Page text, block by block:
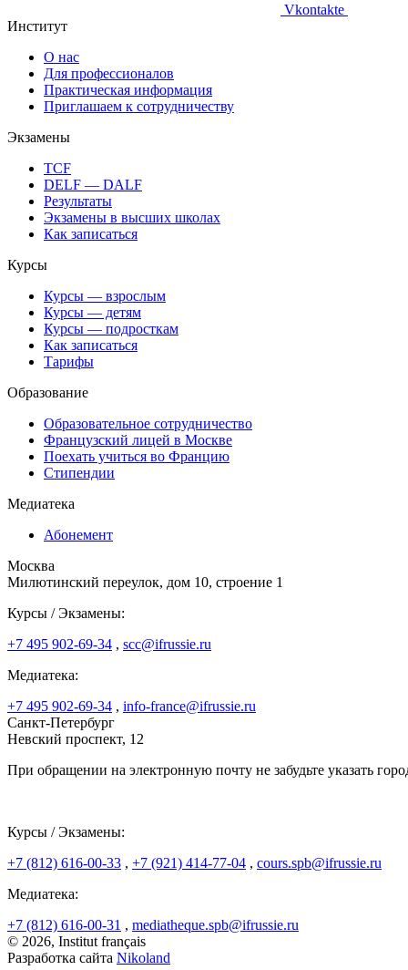
Vkontakte
Институт
О нас
Для профессионалов
Практическая информация
Приглашаем к сотрудничеству
Экзамены
TCF
DELF — DALF
Результаты
Экзамены в высших школах
Как записаться
Курсы
Курсы — взрослым
Курсы — детям
Курсы — подросткам
Как записаться
Тарифы
Образование
Образовательное сотрудничество
Французский лицей в Москве
Поехать учиться во Францию
Стипендии
Медиатека
Абонемент
Москва
Милютинский переулок, дом 10, строение 1
Курсы / Экзамены:
+7 495 902-69-34 , scc@ifrussie.ru
Медиатека:
+7 495 902-69-34 , info-france@ifrussie.ru
Санкт-Петербург
Невский проспект, 12
При обращении на электронную почту не забудьте указать
Курсы / Экзамены:
+7 (812) 616-00-33 , +7 (921) 414-77-04 , cours.spb@ifrussie.ru
Медиатека:
+7 (812) 616-00-31 , mediatheque.spb@ifrussie.ru
© 2026, Institut français
Разработка сайта Nikoland